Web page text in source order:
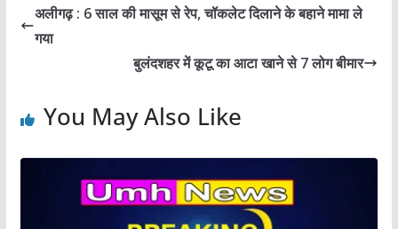
अलीगढ़ : 6 साल की मासूम से रेप, चॉकलेट दिलाने के बहाने मामा ले
गया
बुलंदशहर में कूटू का आटा खाने से 7 लोग बीमार
You May Also Like